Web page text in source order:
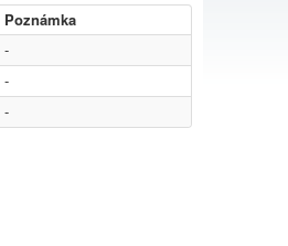
Poznámka
-
-
-